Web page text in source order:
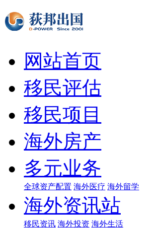
网站首页
移民评估
移民项目
海外房产
多元业务
全球资产配置 海外医疗 海外留学
海外资讯站
移民资讯 海外投资 海外生活